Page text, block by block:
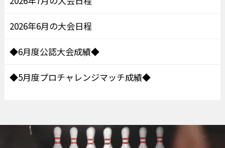
2026年6月の大会日程
◆6月度公認大会成績◆
◆5月度プロチャレンジマッチ成績◆